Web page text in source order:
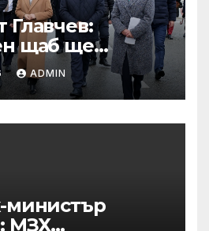
щаб ще
структурите
за да сме
ADMIN
министър
МЗХ